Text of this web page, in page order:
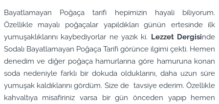
Bayatlamayan Poğaça tarifi hepimizin hayali biliyorum.
Özellikle mayalı poğaçalar yapıldıkları günün ertesinde ilk
yumuşaklıklarını kaybediyorlar ne yazık ki. Lezzet Dergisinde
Sodalı Bayatlamayan Poğaça Tarifi görünce ilgimi çekti. Hemen
denedim ve diğer poğaça hamurlarına göre hamuruna konan
soda nedeniyle farklı bir dokuda olduklarını, daha uzun süre
yumuşak kaldıklarını gördüm. Size de tavsiye ederim. Özellikle
kahvaltıya misafiriniz varsa bir gün önceden yapıp hemen